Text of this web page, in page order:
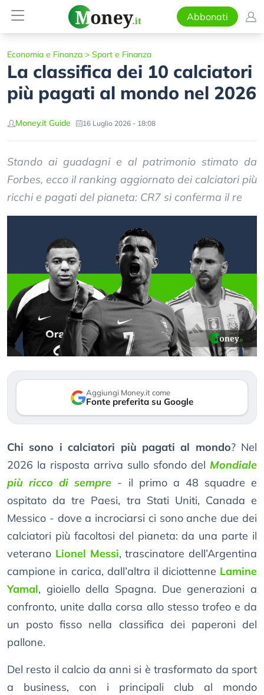
Abbonati
Economia e Finanza > Sport e Finanza
La classifica dei 10 calciatori
più pagati al mondo nel 2026
Money.it Guide 16 Luglio 2026 - 18:08
Stando ai guadagni e al patrimonio stimato da
Forbes, ecco il ranking aggiornato dei calciatori più
ricchi e pagati del pianeta: CR7 si conferma il re
Aggiungi Money.it come
Fonte preferita su Google
Chi sono i calciatori più pagati al mondo? Nel
2026 la risposta arriva sullo sfondo del Mondiale
più ricco di sempre - il primo a 48 squadre e
ospitato da tre Paesi, tra Stati Uniti, Canada e
Messico - dove a incrociarsi ci sono anche due dei
calciatori più facoltosi del pianeta: da una parte il
veterano Lionel Messi, trascinatore dell’Argentina
campione in carica, dall’altra il diciottenne Lamine
Yamal, gioiello della Spagna. Due generazioni a
confronto, unite dalla corsa allo stesso trofeo e da
un posto fisso nella classifica dei paperoni del
pallone.
Del resto il calcio da anni si è trasformato da sport
a business, con i principali club al mondo